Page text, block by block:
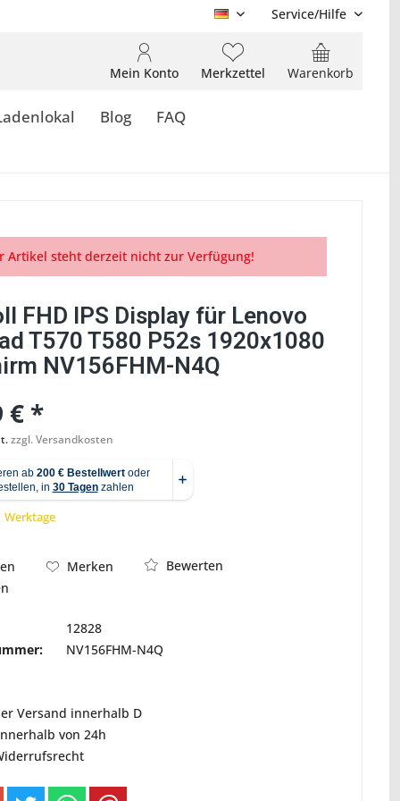
DE Service/Hilfe
Warenkorb
Merkzettel
Mein Konto
Blog FAQ
Artikel steht derzeit nicht zur Verfügung!
FHD IPS Display für Lenovo
T570 T580 P52s 1920x1080
NV156FHM-N4Q
€ *
zzgl. Versandkosten
Merken
Bewerten
12828
NV156FHM-N4Q
Versand innerhalb D
von 24h